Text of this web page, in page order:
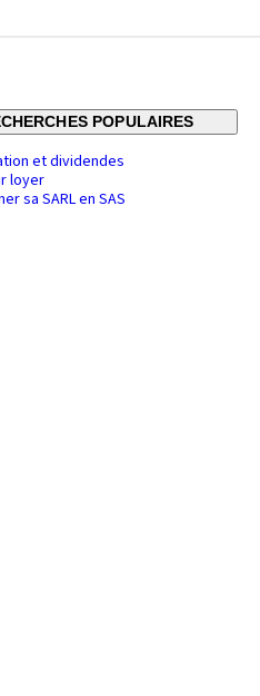
POPULAIRES
et dividendes
loyer
sa SARL en SAS